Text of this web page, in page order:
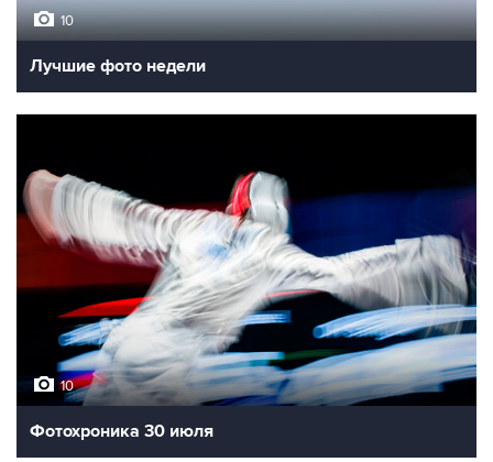
10
Лучшие фото недели
10
Фотохроника 30 июля